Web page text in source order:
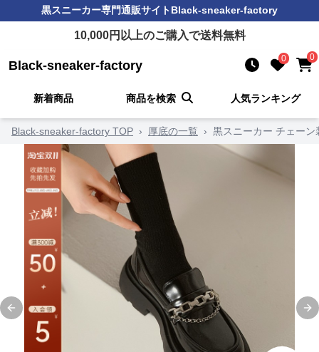
黒スニーカー専門通販サイトBlack-sneaker-factory
10,000円以上のご購入で送料無料
Black-sneaker-factory 0 0
新着商品 商品を検索 人気ランキング
Black-sneaker-factory TOP › 厚底の一覧 › 黒スニーカー チェー
Previous slide